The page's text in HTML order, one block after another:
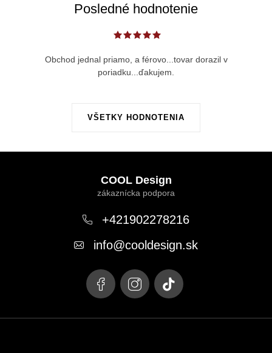
Posledné hodnotenie
VŠETKY HODNOTENIA
Obchod jednal priamo, a férovo...tovar dorazil v
poriadku...ďakujem.
COOL Design
+421902278216
info@cooldesign.sk